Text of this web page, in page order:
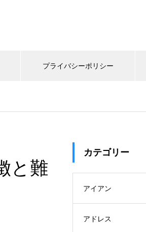
プライバシーポリシー
と難
カテゴリー
アイアン
アドレス